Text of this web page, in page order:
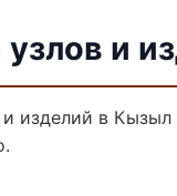
и
и изделий в